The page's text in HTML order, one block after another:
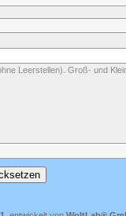
Leerstellen). Groß- und